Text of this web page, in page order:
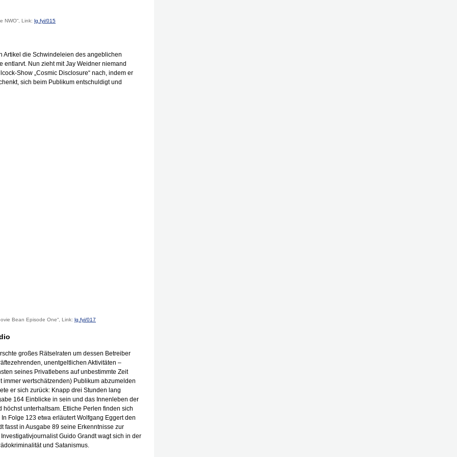
NWO“, Link: lg.fyi/015
Artikel die Schwindeleien des angeblichen
Nun zieht mit Jay Weidner niemand
Show „Cosmic Dis­closure“ nach, indem er
sich beim Publikum entschuldigt und
Bean Episode One“, Link: lg.fyi/017
großes Rätselraten um dessen Betreiber
unentgeltlichen Aktivitäten –
seines Privatlebens auf unbestimmte Zeit
wertschätzenden) Publikum abzumelden
er sich zurück: Knapp drei Stunden lang
164 Einblicke in sein und das Innenleben der
unterhaltsam. Etliche Perlen finden sich
In Folge 123 etwa erläutert Wolfgang Eggert den
fasst in Ausgabe 89 seine Erkenntnisse zur
Guido Grandt wagt sich in der
und Satanismus.